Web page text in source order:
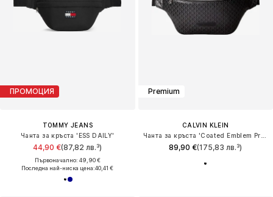
ПРОМОЦИЯ
TOMMY JEANS
Чанта за кръста 'ESS DAILY'
44,90 €(87,82 лв.³)
Първоначално: 49,90 €
Последна най-ниска цена:40,41 €
Premium
CALVIN KLEIN
89,90 €(175,83 лв.³)